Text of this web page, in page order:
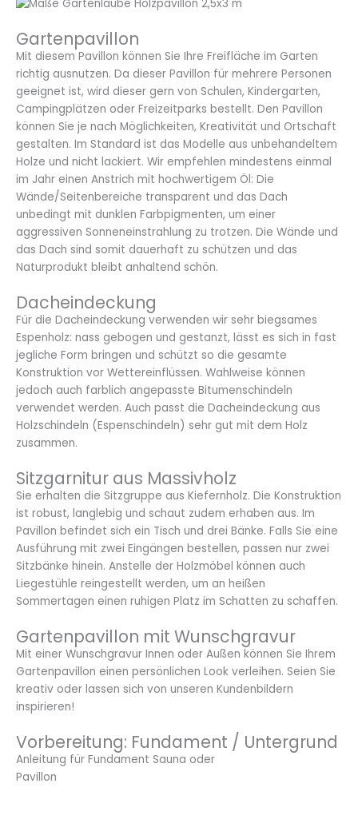
Gartenpavillon
Mit diesem Pavillon können Sie Ihre Freifläche im Garten
richtig ausnutzen. Da dieser Pavillon für mehrere Personen
geeignet ist, wird dieser gern von Schulen, Kindergarten,
Campingplätzen oder Freizeitparks bestellt. Den Pavillon
können Sie je nach Möglichkeiten, Kreativität und Ortschaft
gestalten. Im Standard ist das Modelle aus unbehandeltem
Holze und nicht lackiert. Wir empfehlen mindestens einmal
im Jahr einen Anstrich mit hochwertigem Öl: Die
Wände/Seitenbereiche transparent und das Dach
unbedingt mit dunklen Farbpigmenten, um einer
aggressiven Sonneneinstrahlung zu trotzen. Die Wände und
das Dach sind somit dauerhaft zu schützen und das
Naturprodukt bleibt anhaltend schön.
Dacheindeckung
Für die Dacheindeckung verwenden wir sehr biegsames
Espenholz: nass gebogen und gestanzt, lässt es sich in fast
jegliche Form bringen und schützt so die gesamte
Konstruktion vor Wettereinflüssen. Wahlweise können
jedoch auch farblich angepasste Bitumenschindeln
verwendet werden. Auch passt die Dacheindeckung aus
Holzschindeln (Espenschindeln) sehr gut mit dem Holz
zusammen.
Sitzgarnitur aus Massivholz
Sie erhalten die Sitzgruppe aus Kiefernholz. Die Konstruktion
ist robust, langlebig und schaut zudem erhaben aus. Im
Pavillon befindet sich ein Tisch und drei Bänke. Falls Sie eine
Ausführung mit zwei Eingängen bestellen, passen nur zwei
Sitzbänke hinein. Anstelle der Holzmöbel können auch
Liegestühle reingestellt werden, um an heißen
Sommertagen einen ruhigen Platz im Schatten zu schaffen.
Gartenpavillon mit Wunschgravur
Mit einer Wunschgravur Innen oder Außen können Sie Ihrem
Gartenpavillon einen persönlichen Look verleihen. Seien Sie
kreativ oder lassen sich von unseren Kundenbildern
inspirieren!
Vorbereitung: Fundament / Untergrund
Anleitung für Fundament Sauna oder
Pavillon